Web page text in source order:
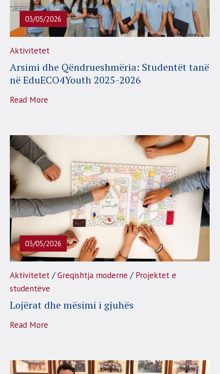
03/05/2026
Aktivitetet
Arsimi dhe Qëndrueshmëria: Studentët tanë
në EduECO4Youth 2025-2026
Read More
03/05/2026
Aktivitetet/Greqishtja moderne / Projektet e
studentëve
Lojërat dhe mësimi i gjuhës
Read More